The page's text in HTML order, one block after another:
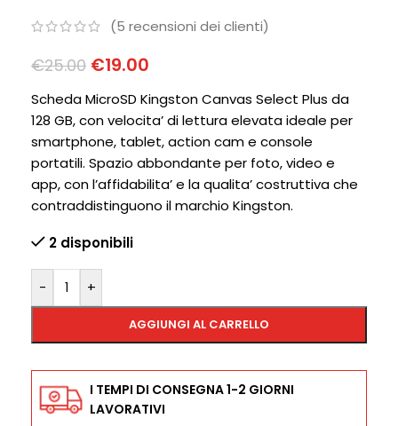
(5 recensioni dei clienti)
€25.00 €19.00
Scheda MicroSD Kingston Canvas Select Plus da
128 GB, con velocita’ di lettura elevata ideale per
smartphone, tablet, action cam e console
portatili. Spazio abbondante per foto, video e
app, con l’affidabilita’ e la qualita’ costruttiva che
contraddistinguono il marchio Kingston.
2 disponibili
- +
AGGIUNGI AL CARRELLO
I TEMPI DI CONSEGNA 1-2 GIORNI
LAVORATIVI